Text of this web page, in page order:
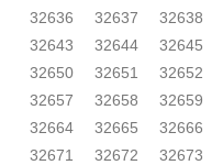
32636
32637 32638
32643
32644 32645
32650
32651 32652
32657
32658 32659
32664
32665 32666
32671
32672 32673